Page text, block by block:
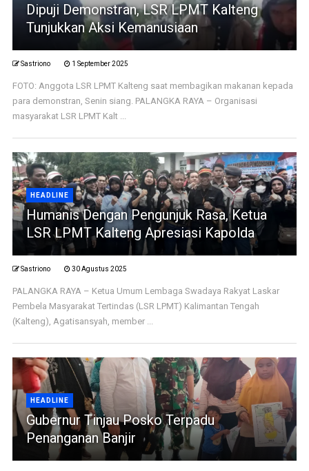
Dipuji Demonstran, LSR LPMT Kalteng
Tunjukkan Aksi Kemanusiaan
Sastriono 1 September 2025
FOTO: Anggota LSR LPMT Kalteng saat membagikan makanan kepada
para demonstran, Senin siang. PALANGKA RAYA – Organisasi
masyarakat LSR LPMT Kalt ...
HEADLINE
Humanis Dengan Pengunjuk Rasa, Ketua
LSR LPMT Kalteng Apresiasi Kapolda
Sastriono 30 Agustus 2025
PALANGKA RAYA – Ketua Umum Lembaga Swadaya Rakyat Laskar
Pembela Masyarakat Tertindas (LSR LPMT) Kalimantan Tengah
(Kalteng), Agatisansyah, member ...
HEADLINE
Gubernur Tinjau Posko Terpadu
Penanganan Banjir